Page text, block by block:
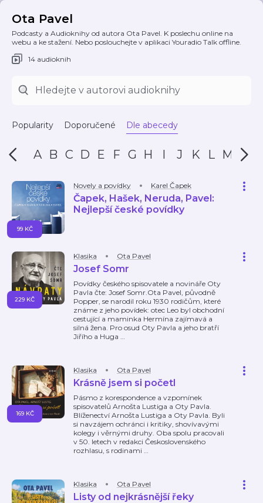
Ota Pavel
Podcasty a Audioknihy od autora Ota Pavel. K poslechu online na
webu a ke stažení. Nebo poslouchejte v aplikaci Youradio Talk offline.
14 audioknih
Popularity Doporučené Dle abecedy
A B C D E F G H I J K L M N
Novely a povídky Karel Čapek
Čapek, Hašek, Neruda, Pavel:
Nejlepší české povídky
99 KČ
Klasika Ota Pavel
Josef Somr
Povídky českého spisovatele a novináře Oty
Pavla čte: Josef Somr.Ota Pavel, původně
Popper, se narodil roku 1930 rodičům, které
známe z jeho povídek: otec Leo byl obchodní
cestující a maminka Hermína zajímavá a
silná žena. Pro osud Oty Pavla a jeho bratří
Jiřího a Huga …
229 KČ
Klasika Ota Pavel
Krásně jsem si početl
Pásmo z korespondence a vzpomínek
spisovatelů Arnošta Lustiga a Oty Pavla.
Blíženectví Arnošta Lustiga a Oty Pavla. Byli
si navzájem ochránci i kritiky, shovívavými
kolegy i věrnými druhy. Oba spolu pracovali
v 50. letech v redakci Československého
rozhlasu, s rodinami …
169 KČ
Klasika Ota Pavel
Listy od nejkrásnější řeky